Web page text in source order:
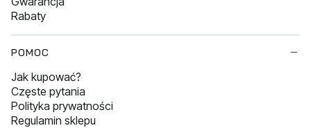
Rabaty
POMOC
Jak kupować?
Częste pytania
Polityka prywatności
Regulamin sklepu